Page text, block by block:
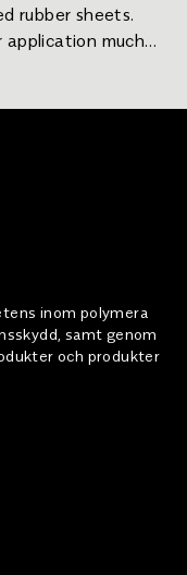
rubber sheets.
much
operation.
containers..
inom polymera
samt genom
och produkter